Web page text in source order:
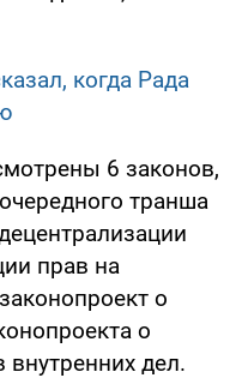
когда Рада
6 законов,
транша
прав на
о
о
дел.